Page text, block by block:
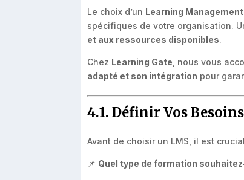
Le choix d’un Learning
spécifiques de votre organisation.
et aux ressources disponibles.
Chez Learning Gate , nous vous
adapté et son intégration pour
4.1. Définir Vos Besoins
Avant de choisir un LMS, il est
📌 Quel type de formation